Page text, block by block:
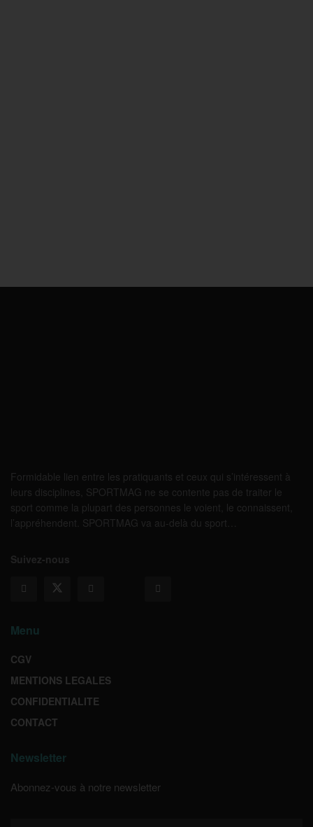
Formidable lien entre les pratiquants et ceux qui s’intéressent à
leurs disciplines, SPORTMAG ne se contente pas de traiter le
sport comme la plupart des personnes le voient, le connaissent,
l’appréhendent. SPORTMAG va au-delà du sport…
Suivez-nous
Menu
CGV
MENTIONS LEGALES
CONFIDENTIALITE
CONTACT
Newsletter
Abonnez-vous à notre newsletter